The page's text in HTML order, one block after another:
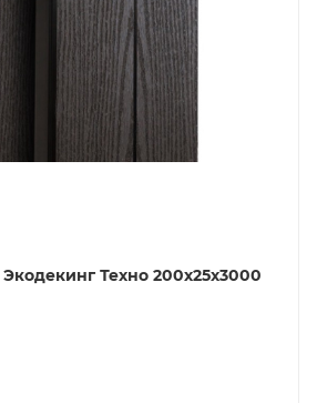
Техно 200х25x3000